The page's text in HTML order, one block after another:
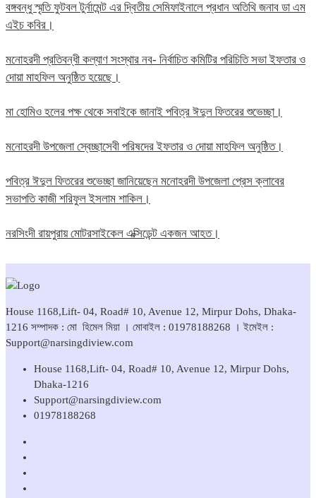
বঙ্গবন্ধু স্মৃতি ফুটবল টুর্নামেন্ট এর দ্বিতীয় সেমিফাইনালে প্রধান অতিথি জনাব ডা এম
এইচ কবির।
মনোহরদী প্রতিবন্ধী কল্যাণ সংস্থার নব- নির্বাচিত কমিটির পরিচিতি সভা ইফতার ও
দোয়া মাহফিল অনুষ্ঠিত হয়েছে।
মা হোমিও হলের পক্ষ থেকে সবাইকে জানাই পবিত্র ঈদুল ফিতরের শুভেচ্ছা।
মনোহরদী উপজেলা স্বেচ্ছাসেবী পরিষদের ইফতার ও দোয়া মাহফিল অনুষ্ঠিত।
পবিত্র ঈদুল ফিতরের শুভেচ্ছা জানিয়েছেন মনোহরদী উপজেলা প্রেস ক্লাবের
সভাপতি কাজী শরিফুল ইসলাম শাকিল।
নরসিংদী রায়পুরায় মোটরসাইকেল এক্সিডেন্ট একজন আহত।
House 1168,Lift- 04, Road# 10, Avenue 12, Mirpur Dohs, Dhaka-
1216 সম্পাদক : মো হিমেল মিয়া । মোবাইল : 01978188268 । ইমেইল :
Support@narsingdiview.com
House 1168,Lift- 04, Road# 10, Avenue 12, Mirpur Dohs,
Dhaka-1216
Support@narsingdiview.com
01978188268